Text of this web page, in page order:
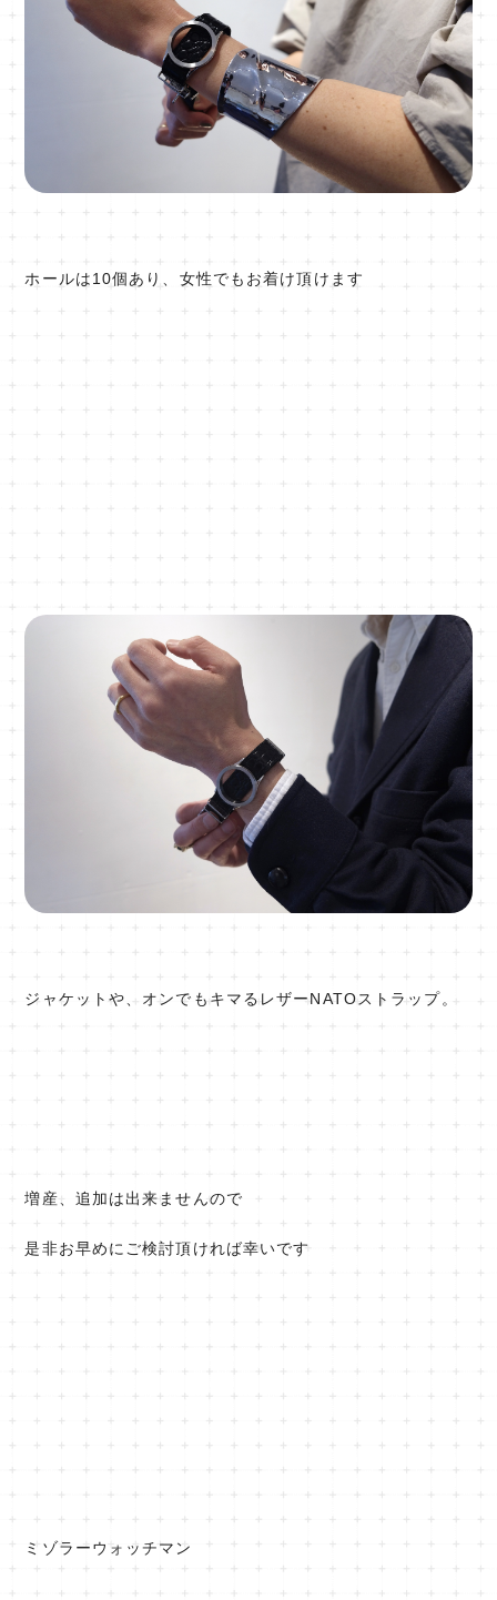
ホールは10個あり、女性でもお着け頂けます
ジャケットや、オンでもキマるレザーNATOストラップ。
増産、追加は出来ませんので
是非お早めにご検討頂ければ幸いです
ミゾラーウォッチマン